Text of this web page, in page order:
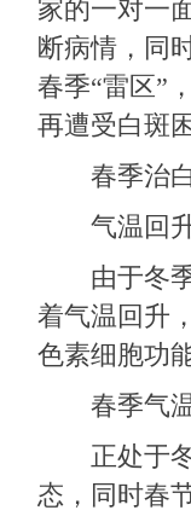
家的一对一
断病情，同
春季“雷区”
再遭受白斑
春季治白
气温回升
由于冬季
着气温回升
色素细胞功
春季气温
正处于冬
态，同时春